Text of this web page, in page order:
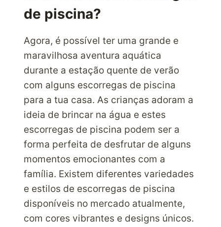
de piscina?
Agora, é possível ter uma grande e
maravilhosa aventura aquática
durante a estação quente de verão
com alguns escorregas de piscina
para a tua casa. As crianças adoram a
ideia de brincar na água e estes
escorregas de piscina podem ser a
forma perfeita de desfrutar de alguns
momentos emocionantes com a
família. Existem diferentes variedades
e estilos de escorregas de piscina
disponíveis no mercado atualmente,
com cores vibrantes e designs únicos.